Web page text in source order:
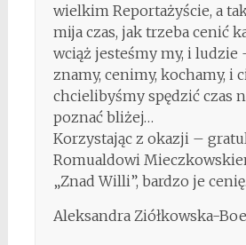
wielkim Reportażyście, a
mija czas, jak trzeba cenić
wciąż jesteśmy my, i ludzie
znamy, cenimy, kochamy, i
chcielibyśmy spędzić czas
poznać bliżej…
Korzystając z okazji –
Romualdowi
„Znad Willi”, bardzo je cenię.
Aleksandra Ziółkowska-